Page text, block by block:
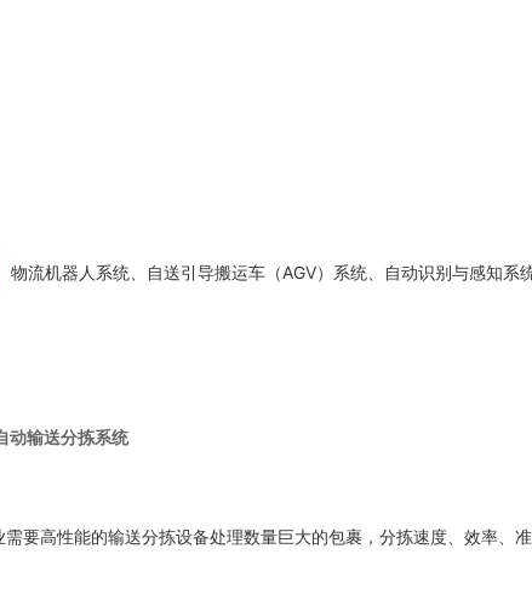
物流机器人系统、自送引导搬运车（AGV）系统、自动识别与感知系
动输送分拣系统
要高性能的输送分拣设备处理数量巨大的包裹，分拣速度、效率、